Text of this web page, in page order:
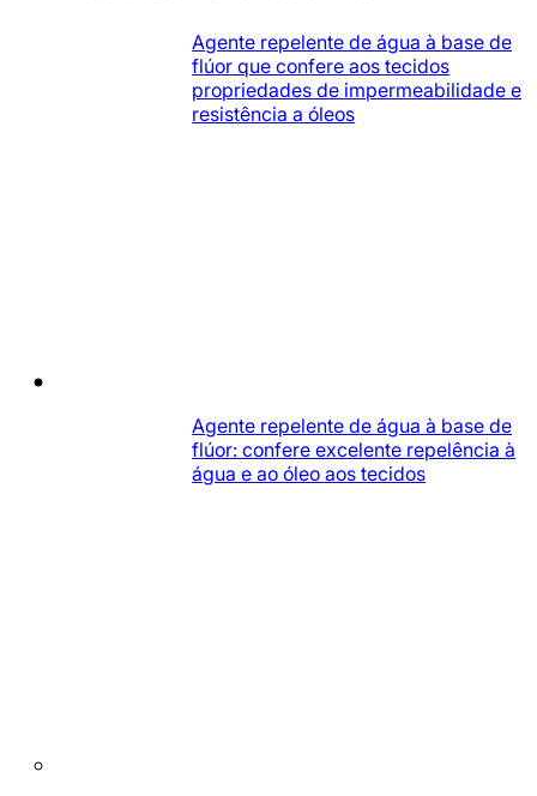
Agente repelente de água à base de
flúor que confere aos tecidos
propriedades de impermeabilidade e
resistência a óleos
Agente repelente de água à base de
flúor: confere excelente repelência à
água e ao óleo aos tecidos